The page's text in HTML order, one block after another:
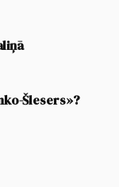
Šlesers»?